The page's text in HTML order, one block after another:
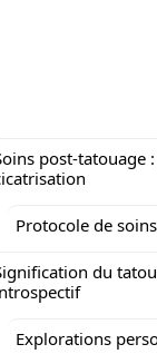
post-tatouage
Protocole de soins
du
Explorations